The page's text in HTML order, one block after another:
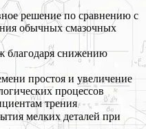
решение по сравнению с
обычных смазочных
благодаря снижению
простоя и увеличение
процессов
трения
мелких деталей при